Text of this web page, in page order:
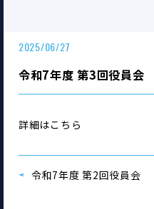
2025/06/27
令和7年度 第3回役員会
詳細はこちら
令和7年度 第2回役員会